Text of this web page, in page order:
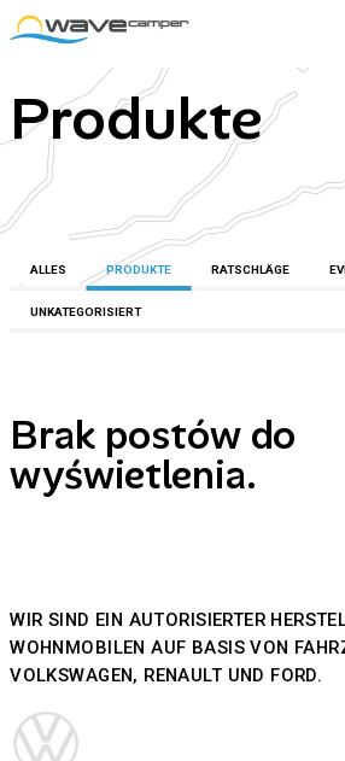
Produkte
ALLES PRODUKTE RATSCHLÄGE
UNKATEGORISIERT
Brak postów do
wyświetlenia.
WIR SIND EIN AUTORISIERTER
WOHNMOBILEN AUF BASIS VON
VOLKSWAGEN, RENAULT UND FORD.